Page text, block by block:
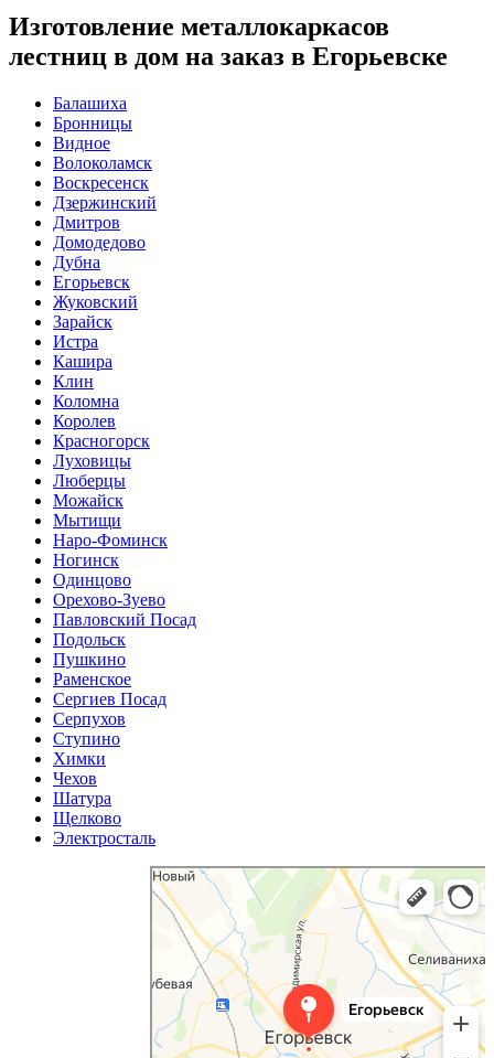
Изготовление металлокаркасов
лестниц в дом на заказ в Егорьевске
Балашиха
Бронницы
Видное
Волоколамск
Воскресенск
Дзержинский
Дмитров
Домодедово
Дубна
Егорьевск
Жуковский
Зарайск
Истра
Кашира
Клин
Коломна
Королев
Красногорск
Луховицы
Люберцы
Можайск
Мытищи
Наро-Фоминск
Ногинск
Одинцово
Орехово-Зуево
Павловский Посад
Подольск
Пушкино
Раменское
Сергиев Посад
Серпухов
Ступино
Химки
Чехов
Шатура
Щелково
Электросталь